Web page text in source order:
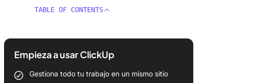
TABLE OF CONTENTS
Empieza a usar ClickUp
Gestiona todo tu trabajo en un mismo sitio